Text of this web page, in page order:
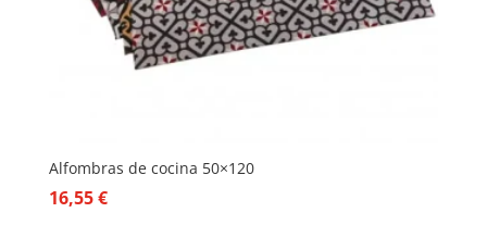
Alfombras de cocina 50×120
16,55€